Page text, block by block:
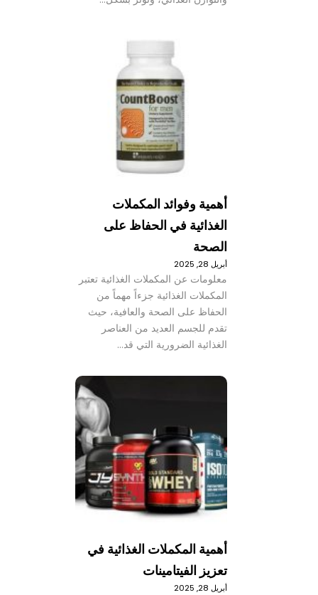
أهمية وفوائد المكملات
الغذائية في الحفاظ على
الصحة
أبريل 28, 2025
معلومات عن المكملات الغذائية تعتبر
المكملات الغذائية جزءاً مهماً من
الحفاظ على الصحة والعافية، حيث
تقدم للجسم العديد من العناصر
الغذائية الضرورية التي قد…
أهمية المكملات الغذائية في
تعزيز الفيتامينات
أبريل 28, 2025